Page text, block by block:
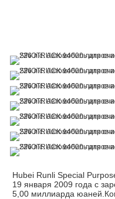
Hubei Runli Special
19 января 2009 года с
5,00 миллиарда